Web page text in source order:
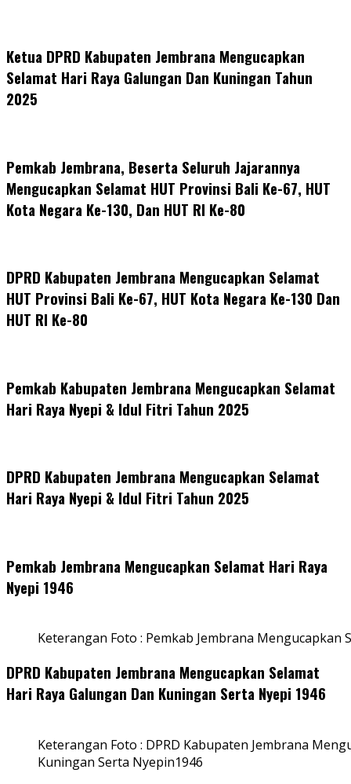
Ketua DPRD Kabupaten Jembrana Mengucapkan
Selamat Hari Raya Galungan Dan Kuningan Tahun
2025
Pemkab Jembrana, Beserta Seluruh Jajarannya
Mengucapkan Selamat HUT Provinsi Bali Ke-67, HUT
Kota Negara Ke-130, Dan HUT RI Ke-80
DPRD Kabupaten Jembrana Mengucapkan Selamat
HUT Provinsi Bali Ke-67, HUT Kota Negara Ke-130 Dan
HUT RI Ke-80
Pemkab Kabupaten Jembrana Mengucapkan Selamat
Hari Raya Nyepi & Idul Fitri Tahun 2025
DPRD Kabupaten Jembrana Mengucapkan Selamat
Hari Raya Nyepi & Idul Fitri Tahun 2025
Pemkab Jembrana Mengucapkan Selamat Hari Raya
Nyepi 1946
Keterangan Foto : Pemkab Jembrana Mengucapkan
DPRD Kabupaten Jembrana Mengucapkan Selamat
Hari Raya Galungan Dan Kuningan Serta Nyepi 1946
Keterangan Foto : DPRD Kabupaten Jembrana
Kuningan Serta Nyepin1946